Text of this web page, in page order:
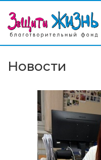
Новости